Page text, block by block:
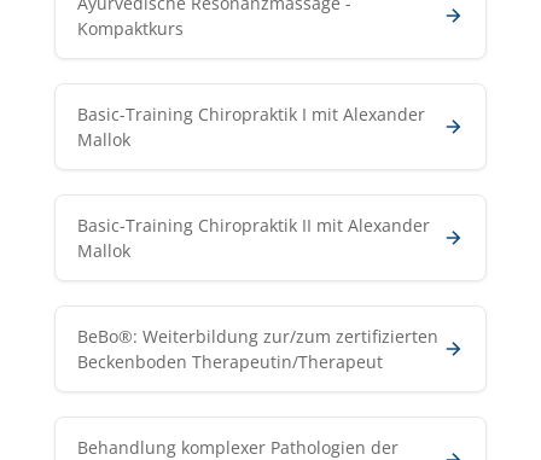
Kompaktkurs
Basic-Training Chiropraktik I mit Alexander
Mallok
Basic-Training Chiropraktik II mit Alexander
Mallok
BeBo®: Weiterbildung zur/zum zertifizierten
Beckenboden Therapeutin/Therapeut
Behandlung komplexer Pathologien der